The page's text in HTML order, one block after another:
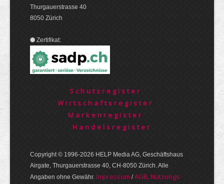
Thurgauerstrasse 40
8050 Zürich
Zertifikat:
Schutzregister
Wirtschaftsregister
Markenregister
Handelsregister
Copyright © 1996-2026 HELP Media AG, Geschäftshaus
Airgate, Thurgauer­strasse 40, CH-8050 Zürich. Alle
Angaben ohne Gewähr. Im­pres­sum /AGB, Nut­zungs­